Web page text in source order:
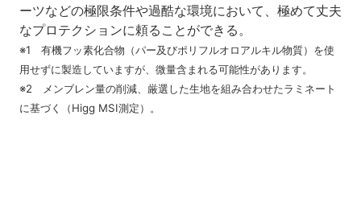
ーツなどの極限条件や過酷な環境において、極めて丈夫
なプロテクションに頼ることができる。
※1 有機フッ素化合物（パー及びポリフルオロアルキル物質）を使
用せずに製造していますが、微量含まれる可能性があります。
※2 メンブレン量の削減、厳選した生地を組み合わせたラミネート
に基づく（Higg MSI測定）。